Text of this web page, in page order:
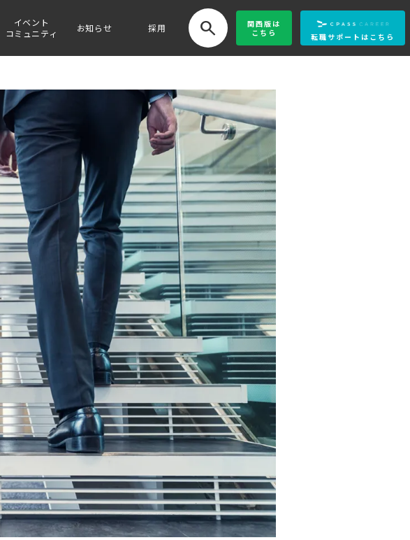
イベント
コミュニティ
お知らせ 採用 search 関西版 は
こちら
転職サポートはこちら